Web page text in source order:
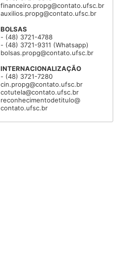
financeiro.propg@contato.ufsc.br
auxilios.propg@contato.ufsc.br
BOLSAS
- (48) 3721-4788
- (48) 3721-9311 (Whatsapp)
bolsas.propg@contato.ufsc.br
INTERNACIONALIZAÇÃO
- (48) 3721-7280
cin.propg@contato.ufsc.br
cotutela@contato.ufsc.br
reconhecimentodetitulo@
contato.ufsc.br